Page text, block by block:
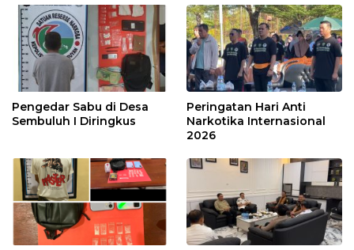
Pengedar Sabu di Desa
Sembuluh I Diringkus
Peringatan Hari Anti
Narkotika Internasional
2026